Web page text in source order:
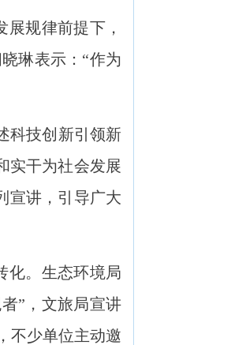
规律前提下，
琳表示：“作为
科技创新引领新
实干为社会发展
宣讲，引导广大
。生态环境局
”，文旅局宣讲
不少单位主动邀